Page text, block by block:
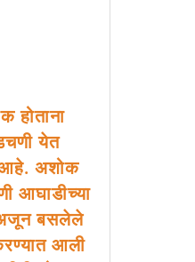
होताना
येत
आहे. अशोक
आघाडीच्या
अजून बसलेले
आली